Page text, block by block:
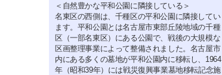
＜自然豊かな平和公園に隣接している＞
名東区の西側は、千種区の平和公園に隣接してい
ます。平和公園とは名古屋市東部丘陵地域の千種
区（一部名東区）にある公園で、戦後の大規模な
区画整理事業によって整備されました。名古屋市
内にある多くの墓地が平和公園内に移転し、1964
年（昭和39年）には戦災復興事業墓地移転記念施